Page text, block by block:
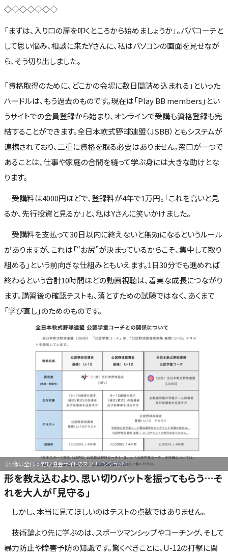
◇◇◇◇◇◇◇
「まずは、入り口の扉を叩くところから始めましょうか」。パパコーチと
して思い悩み、相談に来たYさんに、私はパソコンの画面を見せなが
ら、そう切り出しました。
「資格取得のために、どこかの会場に数日間詰め込まれる」といった
ハードルは、もう過去のものです。現在は「Play BB members」とい
うサイトでの会員登録から始まり、オンラインで受講も資格登録も完
結することができます。全日本軟式野球連盟（JSBB）ともシステムが
連携されており、二重に資格を取る必要はありません。窓口が一つで
あることは、仕事や家庭の合間を縫って学ぶ身には大きな助けとな
ります。
受講料は4000円ほどで、登録料が4年で1万円。「これを高いと見
るか、先行投資と見るか」と、私はYさんに笑いかけました。
受講料を支払って30日以内に終えないと無効になるというルール
がありますが、これは「“お尻”が決まっているからこそ、集中して取り
組める」という前向きな仕組みともいえます。1日30分でも進めれば
終わるという合計10時間ほどの動画視聴は、着実な成長につながり
ます。講習後の確認テストも、落とすための試験ではなく、あくまで
「学び直し」のためのものです。
（画像は全日本野球協会サイトのスクリーンショット）
形を教え込むより、思い切りバットを振ってもらう…そ
れを大人が「見守る」
しかし、本当に見てほしいのはテストの点数ではありません。
技術論より先に学ぶのは、スポーツマンシップやコーチング、そして
暴力防止や障害予防の知識です。驚くべきことに、U-12の打撃に関